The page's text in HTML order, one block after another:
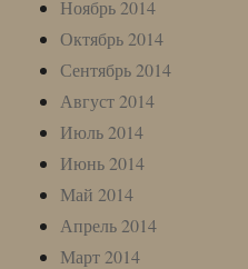
Ноябрь 2014
Октябрь 2014
Сентябрь 2014
Август 2014
Июль 2014
Июнь 2014
Май 2014
Апрель 2014
Март 2014